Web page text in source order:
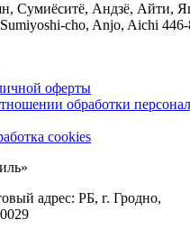
Сумиёситё, Андзё, Айти,
cho, Anjo, Aichi 446-
оферты
обработки
cookies
адрес: РБ, г. Гродно,